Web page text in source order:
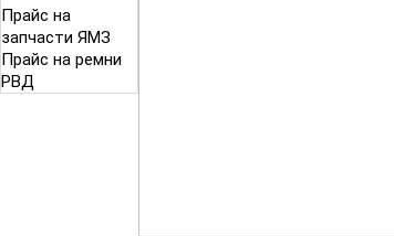
Прайс на
запчасти ЯМЗ
Прайс на ремни
РВД